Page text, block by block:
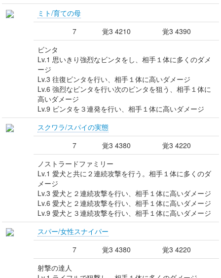
ミト/育ての母
7
覚3 4210
覚3 4390
ビンタ
Lv.1 思いきり強烈なビンタをし、相手１体に多くのダメ
ージ
Lv.3 往復ビンタを行い、相手１体に高いダメージ
Lv.6 強烈なビンタを行い次のビンタを狙う、相手１体に
高いダメージ
Lv.9 ビンタを３連発を行い、相手１体に高いダメージ
スクワラ/スパイの実態
7
覚3 4380
覚3 4220
ノストラードファミリー
Lv.1 愛犬と共に２連続攻撃を行う。相手１体に多くのダ
メージ
Lv.3 愛犬と２連続攻撃を行い、相手１体に高いダメージ
Lv.6 愛犬と２連続攻撃を行い、相手１体に高いダメージ
Lv.9 愛犬と３連続攻撃を行い、相手１体に高いダメージ
スパー/女性スナイパー
7
覚3 4380
覚3 4220
射撃の達人